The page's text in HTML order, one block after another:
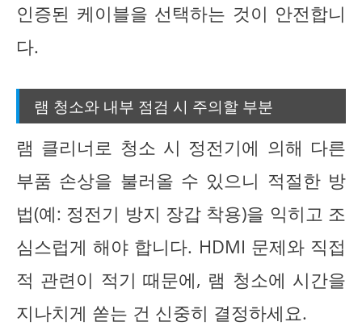
인증된 케이블을 선택하는 것이 안전합니
다.
램 청소와 내부 점검 시 주의할 부분
램 클리너로 청소 시 정전기에 의해 다른
부품 손상을 불러올 수 있으니 적절한 방
법(예: 정전기 방지 장갑 착용)을 익히고 조
심스럽게 해야 합니다. HDMI 문제와 직접
적 관련이 적기 때문에, 램 청소에 시간을
지나치게 쏟는 건 신중히 결정하세요.